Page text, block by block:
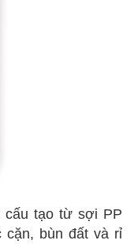
tạo từ sợi PP
cặn, bùn đất và rỉ